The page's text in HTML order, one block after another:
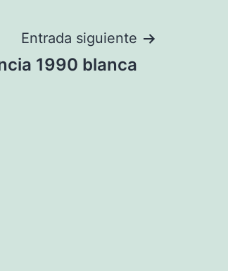
Entrada siguiente
1990 blanca